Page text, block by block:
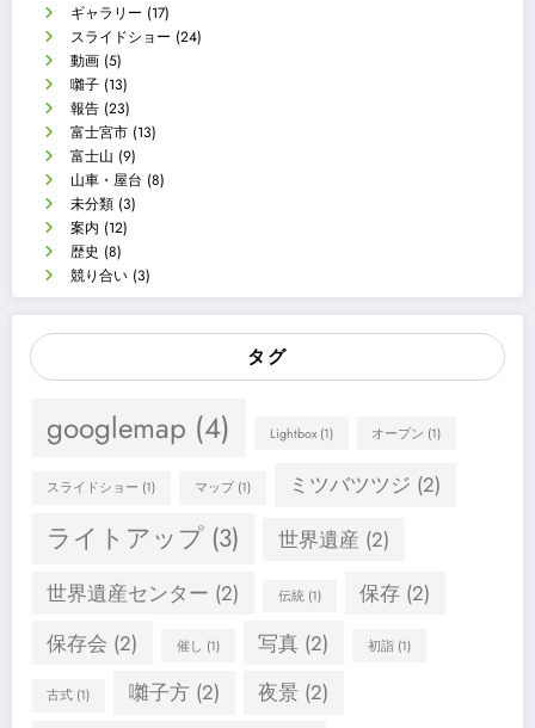
ギャラリー (17)
スライドショー (24)
動画 (5)
囃子 (13)
報告 (23)
富士宮市 (13)
富士山 (9)
山車・屋台 (8)
未分類 (3)
案内 (12)
歴史 (8)
競り合い (3)
タグ
googlemap (4) Lightbox(1) オープン (1)
スライドショー (1) マップ(1) ミツバツツジ (2)
ライトアップ (3) 世界遺産 (2)
世界遺産センター (2) 伝統(1) 保存 (2)
保存会 (2) 催し (1) 写真 (2) 初詣(1)
古式 (1) 囃子方(2) 夜景 (2)